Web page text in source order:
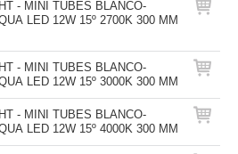
- MINI TUBES BLANCO-
LED 12W 15º 2700K 300 MM
- MINI TUBES BLANCO-
LED 12W 15º 3000K 300 MM
- MINI TUBES BLANCO-
LED 12W 15º 4000K 300 MM